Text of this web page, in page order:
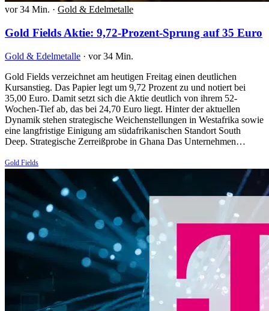
vor 34 Min. · Gold & Edelmetalle
Gold Fields Aktie: 9,72-Prozent-Sprung auf 35 Euro
Gold & Edelmetalle · vor 34 Min.
Gold Fields verzeichnet am heutigen Freitag einen deutlichen
Kursanstieg. Das Papier legt um 9,72 Prozent zu und notiert bei
35,00 Euro. Damit setzt sich die Aktie deutlich von ihrem 52-
Wochen-Tief ab, das bei 24,70 Euro liegt. Hinter der aktuellen
Dynamik stehen strategische Weichenstellungen in Westafrika sowie
eine langfristige Einigung am südafrikanischen Standort South
Deep. Strategische Zerreißprobe in Ghana Das Unternehmen…
Gold Fields